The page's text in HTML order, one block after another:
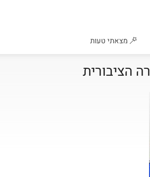
מצאתי טעות
הציבורית